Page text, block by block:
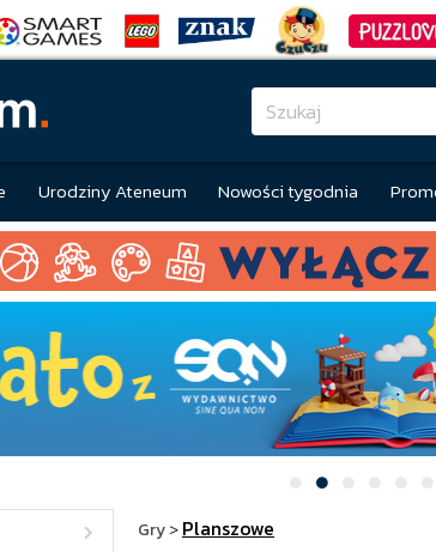
Urodziny Ateneum Nowości tygodnia
Gry>Planszowe